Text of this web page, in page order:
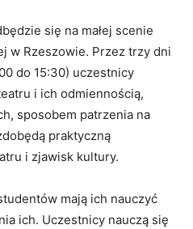
się na małej scenie
w Rzeszowie. Przez trzy dni
do 15:30) uczestnicy
i ich odmiennością,
sposobem patrzenia na
praktyczną
i zjawisk kultury.
mają ich nauczyć
ich. Uczestnicy nauczą się